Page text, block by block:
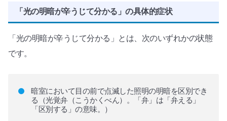
「光の明暗が辛うじて分かる」の具体的症状
「光の明暗が辛うじて分かる」とは、次のいずれかの状態
です。
暗室において目の前で点滅した照明の明暗を区別でき
る（光覚弁（こうかくべん）。「弁」は「弁える」
「区別する」の意味。）